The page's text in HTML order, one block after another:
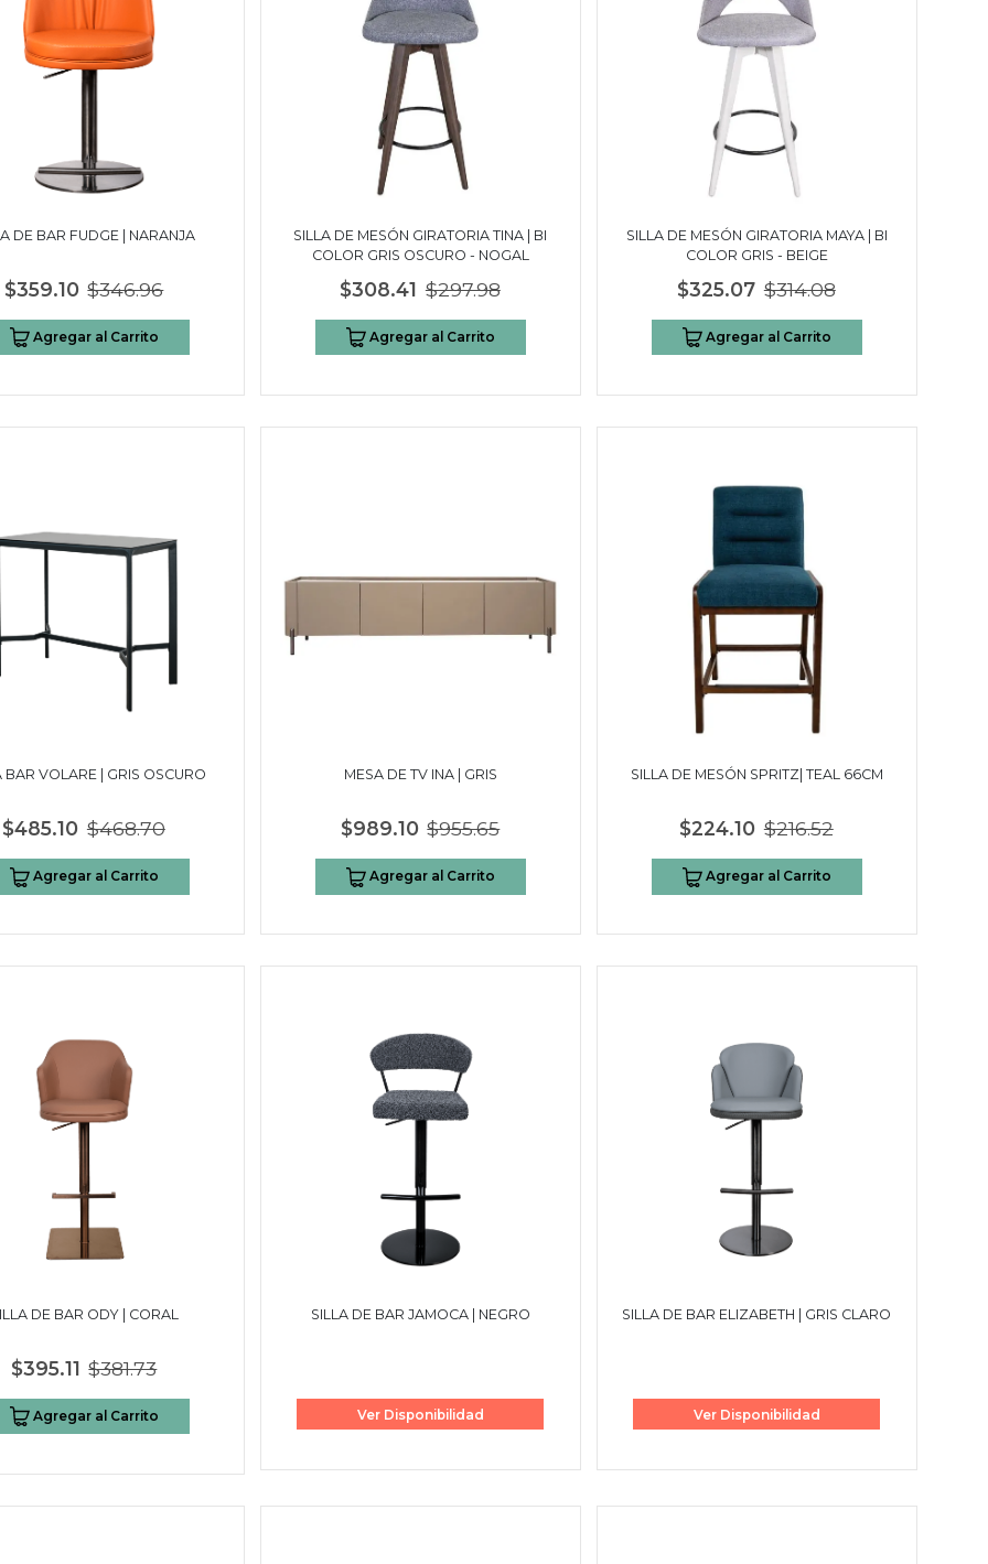
DE BAR FUDGE | NARANJA
$359.10 $346.96
Agregar al Carrito
SILLA DE MESÓN GIRATORIA TINA | BI
COLOR GRIS OSCURO - NOGAL
$308.41 $297.98
Agregar al Carrito
SILLA DE MESÓN GIRATORIA MAYA | BI
COLOR GRIS - BEIGE
$325.07 $314.08
Agregar al Carrito
BAR VOLARE | GRIS OSCURO
$485.10 $468.70
Agregar al Carrito
MESA DE TV INA | GRIS
$989.10 $955.65
Agregar al Carrito
SILLA DE MESÓN SPRITZ| TEAL 66CM
$224.10 $216.52
Agregar al Carrito
DE BAR ODY | CORAL
$395.11 $381.73
Agregar al Carrito
SILLA DE BAR JAMOCA | NEGRO
Ver Disponibilidad
SILLA DE BAR ELIZABETH | GRIS CLARO
Ver Disponibilidad